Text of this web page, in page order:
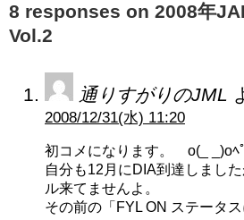
8 responses on 2008年
Vol.2
通りすがりのJML
2008/12/31(水) 11:20
初コメになります。 o(_ _)oﾍ
自分も12月にDIA到達しまし
ル来てませんよ。
その前の「FYL ON ステータ